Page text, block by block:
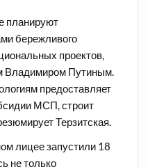
планируют
бережливого
проектов,
Владимиром Путиным.
предоставляет
МСП, строит
Терзитская.
лицее запустили 18
не только